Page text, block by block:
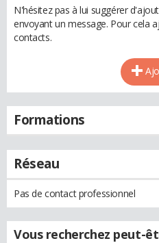
N'hésitez pas à lui suggérer
envoyant un message. Pour cela
contacts.
Formations
Réseau
Pas de contact professionnel
Vous recherchez peut-